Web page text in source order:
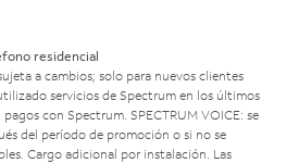
residencial
a cambios; solo para nuevos clientes
servicios de Spectrum en los últimos
con Spectrum. SPECTRUM VOICE: se
del período de promoción o si no se
Cargo adicional por instalación. Las